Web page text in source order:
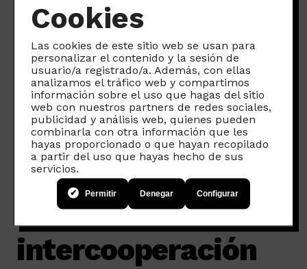
Cookies
Las cookies de este sitio web se usan para
personalizar el contenido y la sesión de
usuario/a registrado/a. Además, con ellas
analizamos el tráfico web y compartimos
información sobre el uso que hagas del sitio
web con nuestros partners de redes sociales,
publicidad y análisis web, quienes pueden
combinarla con otra información que les
hayas proporcionado o que hayan recopilado
a partir del uso que hayas hecho de sus
servicios.
Permitir Denegar Configurar
dónde viene nuestro dinero, cómo se
Además, saber que estamos financiando
un proyecto que lucha por democratizar
el acceso a las telecomunicaciones y que
reinvierte los beneficios en la comunidad
nos da una tranquilidad y un orgullo
añadidos.
Ventajas para las
socias: acuerdo de
intercooperación